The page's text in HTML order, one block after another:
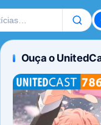
Ouça o